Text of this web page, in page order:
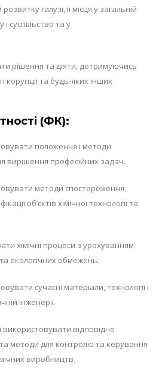
галузі, її місця у загальній
суспільство та у
рішення та діяти, дотримуючись
та будь-яких інших
(ФК):
положення і методи
вирішення професійних задач.
методи спостереження,
об’єктів хімічної технології та
хімічні процеси з урахуванням
екологічних обмежень.
сучасні матеріали, технології і
інженерії.
використовувати відповідне
методи для контролю та керування
виробництв.